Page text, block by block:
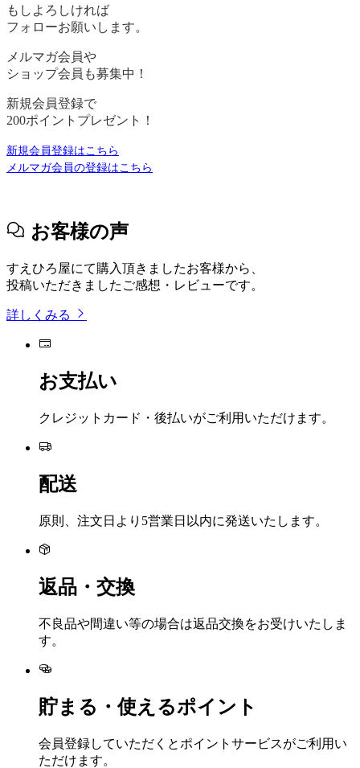
もしよろしければ
フォローお願いします。
メルマガ会員や
ショップ会員も募集中！
新規会員登録で
200ポイントプレゼント！
新規会員登録はこちら
メルマガ会員の登録はこちら
お客様の声
すえひろ屋にて購入頂きましたお客様から、
投稿いただきましたご感想・レビューです。
詳しくみる
お支払い
クレジットカード・後払いがご利用いただけます。
配送
原則、注文日より5営業日以内に発送いたします。
返品・交換
不良品や間違い等の場合は返品交換をお受けいたしま
す。
貯まる・使えるポイント
会員登録していただくとポイントサービスがご利用い
ただけます。